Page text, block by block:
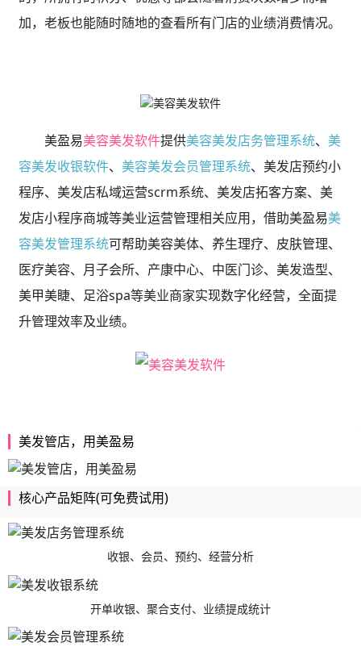
加，老板也能随时随地的查看所有门店的业绩消费情况。
美盈易美容美发软件提供美容美发店务管理系统、 美
容美发收银软件、 美容美发会员管理系统、美发店预约小
程序、美发店私域运营scrm系统、美发店拓客方案、美
发店小程序商城等美业运营管理相关应用，借助美盈易美
容美发管理系统可帮助美容美体、养生理疗、皮肤管理、
医疗美容、月子会所、产康中心、中医门诊、美发造型、
美甲美睫、足浴spa等美业商家实现数字化经营，全面提
升管理效率及业绩。
美发管店，用美盈易
核心产品矩阵(可免费试用)
收银、会员、预约、经营分析
开单收银、聚合支付、业绩提成统计